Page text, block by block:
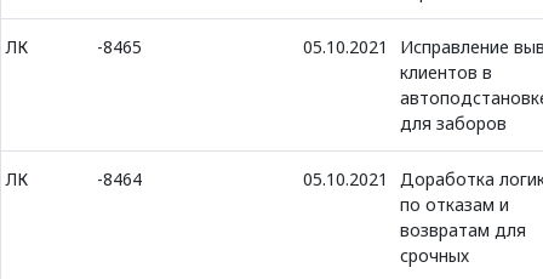
ЛК -8465 05.10.2021
Исправление
клиентов в
для заборов
ЛК -8464 05.10.2021
Доработка
по отказам и
возвратам для
срочных